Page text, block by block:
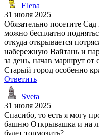
Elena
31 июля 2025
Обязательно посетите
можно бесплатно
откуда открывается
набережную Вайтань и
за день, начав маршрут
Старый город особенно
Ответить
Sveta
31 июля 2025
Спасибо, то есть я могу
башню Открывашка и на
будет тормозить?